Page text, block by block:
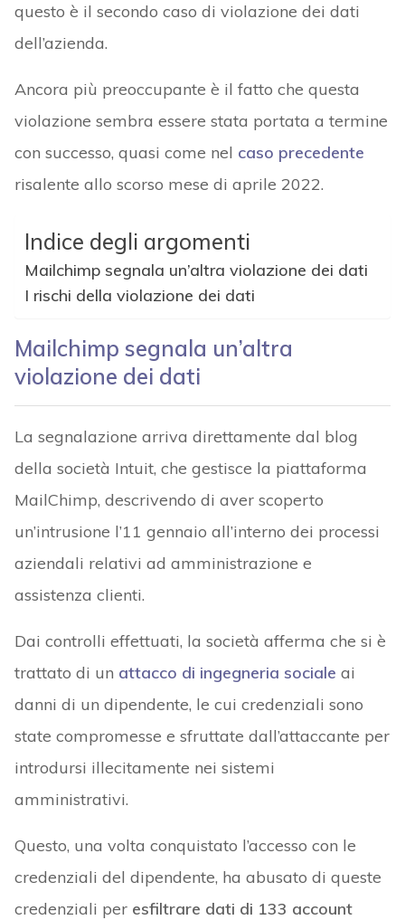
questo è il secondo caso di violazione dei dati
dell’azienda.
Ancora più preoccupante è il fatto che questa
violazione sembra essere stata portata a termine
con successo, quasi come nel caso precedente
risalente allo scorso mese di aprile 2022.
Indice degli argomenti
Mailchimp segnala un’altra violazione dei dati
I rischi della violazione dei dati
Mailchimp segnala un’altra
violazione dei dati
La segnalazione arriva direttamente dal blog
della società Intuit, che gestisce la piattaforma
MailChimp, descrivendo di aver scoperto
un’intrusione l’11 gennaio all’interno dei processi
aziendali relativi ad amministrazione e
assistenza clienti.
Dai controlli effettuati, la società afferma che si è
trattato di un attacco di ingegneria sociale ai
danni di un dipendente, le cui credenziali sono
state compromesse e sfruttate dall’attaccante per
introdursi illecitamente nei sistemi
amministrativi.
Questo, una volta conquistato l’accesso con le
credenziali del dipendente, ha abusato di queste
credenziali per esfiltrare dati di 133 account